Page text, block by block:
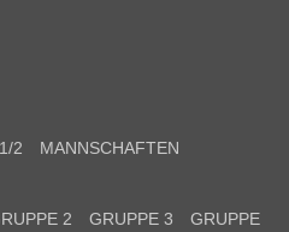
2 MANNSCHAFTEN
2 GRUPPE 3
GRUPPE